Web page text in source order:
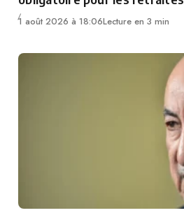
1 août 2026 à 18:06Lecture en 3 min